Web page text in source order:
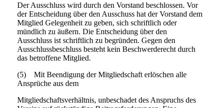
Der Ausschluss wird durch den Vorstand beschlossen. Vor
der Entscheidung über den Ausschuss hat der Vorstand dem
Mitglied Gelegenheit zu geben, sich schriftlich oder
mündlich zu äußern. Die Entscheidung über den
Ausschluss ist schriftlich zu begründen. Gegen den
Ausschlussbeschluss besteht kein Beschwerderecht durch
das betroffene Mitglied.
(5) Mit Beendigung der Mitgliedschaft erlöschen alle
Ansprüche aus dem
Mitgliedschaftsverhältnis, unbeschadet des Anspruchs des